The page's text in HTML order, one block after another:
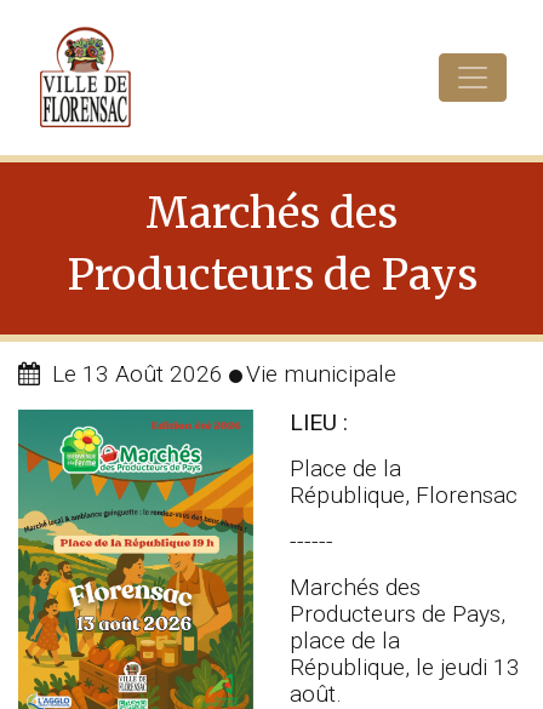
Marchés des
Producteurs de Pays
Le 13 Août 2026
Vie municipale
LIEU :
Place de la
République, Florensac
------
Marchés des
Producteurs de Pays,
place de la
République, le jeudi 13
août.